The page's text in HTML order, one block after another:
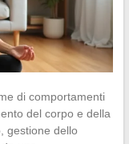
di comportamenti
del corpo e della
gestione dello